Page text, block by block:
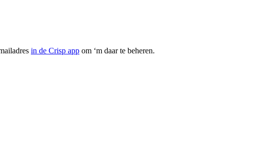
in de Crisp app om ‘m daar te beheren.